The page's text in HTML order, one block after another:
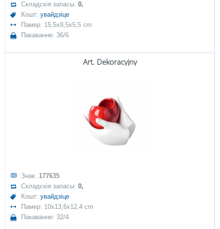
Складскія запасы:0,
Кошт:увайдзіце
Памер: 15,5x8,5x5,5 cm
Пакаванне: 36/6
Art. Dekoracyjny
Знак: 177635
Складскія запасы:0,
Кошт:увайдзіце
Памер: 10x13,6x12,4 cm
Пакаванне: 32/4